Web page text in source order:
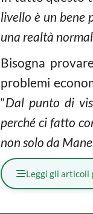
livello è un bene
una realtà
Bisogna
problemi
“Dal punto di
perché ci fatto
non solo da
Leggi gli articoli